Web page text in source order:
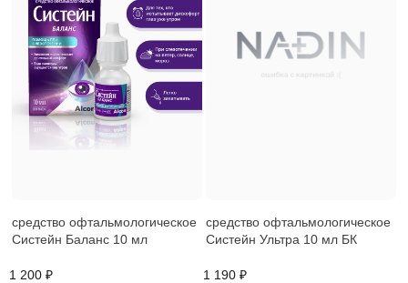
средство офтальмологическое
Систейн Баланс 10 мл
1 200 ₽
средство офтальмологическое
Систейн Ультра 10 мл БК
1 190 ₽